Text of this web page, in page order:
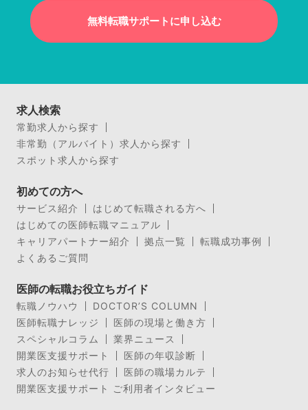
無料転職サポートに申し込む
求人検索
常勤求人から探す
非常勤（アルバイト）求人から探す
スポット求人から探す
初めての方へ
サービス紹介
はじめて転職される方へ
はじめての医師転職マニュアル
キャリアパートナー紹介
拠点一覧
転職成功事例
よくあるご質問
医師の転職お役立ちガイド
転職ノウハウ
DOCTOR’S COLUMN
医師転職ナレッジ
医師の現場と働き方
スペシャルコラム
業界ニュース
開業医支援サポート
医師の年収診断
求人のお知らせ代行
医師の職場カルテ
開業医支援サポート ご利用者インタビュー